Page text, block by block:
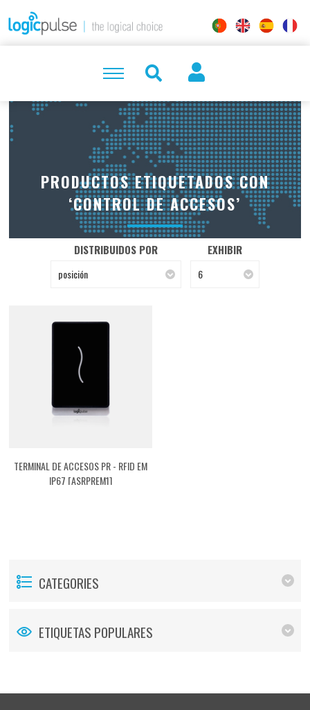
PRODUCTOS ETIQUETADOS CON
‘CONTROL DE ACCESOS’
DISTRIBUIDOS POR
posición
EXHIBIR
6
TERMINAL DE ACCESOS PR - RFID EM
IP67 [ASRPREM1]
CATEGORIES
ETIQUETAS POPULARES